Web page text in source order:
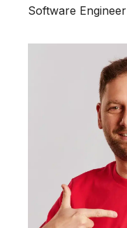
Software Engineer